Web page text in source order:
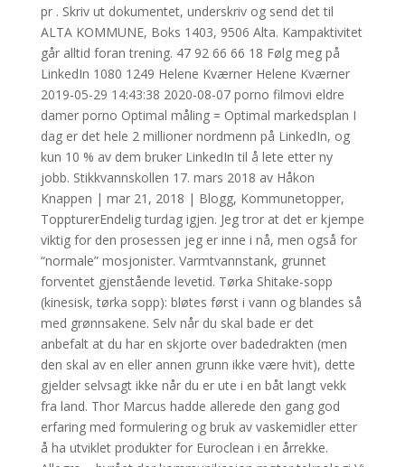
pr . Skriv ut dokumentet, underskriv og send det til
ALTA KOMMUNE, Boks 1403, 9506 Alta. Kampaktivitet
går alltid foran trening. 47 92 66 66 18 Følg meg på
LinkedIn 1080 1249 Helene Kværner Helene Kværner
2019-05-29 14:43:38 2020-08-07 porno filmovi eldre
damer porno Optimal måling = Optimal markedsplan I
dag er det hele 2 millioner nordmenn på LinkedIn, og
kun 10 % av dem bruker LinkedIn til å lete etter ny
jobb. Stikkvannskollen 17. mars 2018 av Håkon
Knappen | mar 21, 2018 | Blogg, Kommunetopper,
ToppturerEndelig turdag igjen. Jeg tror at det er kjempe
viktig for den prosessen jeg er inne i nå, men også for
“normale” mosjonister. Varmtvannstank, grunnet
forventet gjenstående levetid. Tørka Shitake-sopp
(kinesisk, tørka sopp): bløtes først i vann og blandes så
med grønnsakene. Selv når du skal bade er det
anbefalt at du har en skjorte over badedrakten (men
den skal av en eller annen grunn ikke være hvit), dette
gjelder selvsagt ikke når du er ute i en båt langt vekk
fra land. Thor Marcus hadde allerede den gang god
erfaring med formulering og bruk av vaskemidler etter
å ha utviklet produkter for Euroclean i en årrekke.